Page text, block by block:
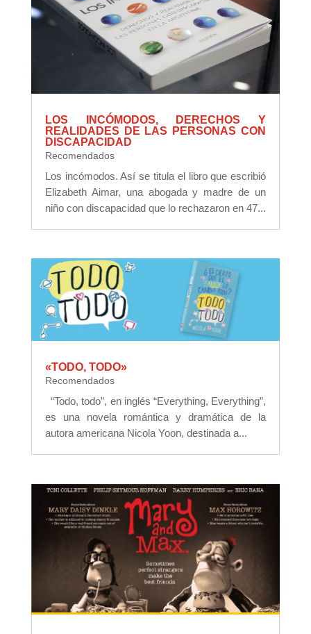
LOS INCÓMODOS, DERECHOS Y
REALIDADES DE LAS PERSONAS CON
DISCAPACIDAD
Recomendados
Los incómodos. Así se titula el libro que escribió
Elizabeth Aimar, una abogada y madre de un
niño con discapacidad que lo rechazaron en 47...
«TODO, TODO»
Recomendados
“Todo, todo”, en inglés “Everything, Everything”,
es una novela romántica y dramática de la
autora americana Nicola Yoon, destinada a...